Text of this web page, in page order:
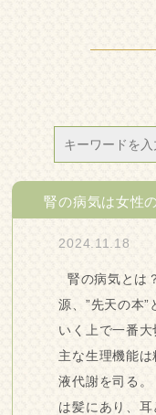
腎の病気は女性
2024.11.18
腎の病気とは
源、”先天の本
いく上で一番
主な生理機能
液代謝を司る
は髪にあり、